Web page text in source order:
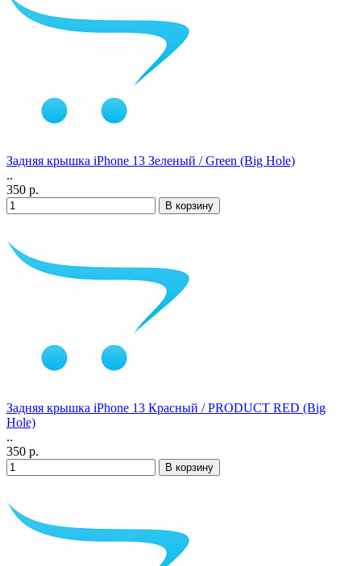
Задняя крышка iPhone 13 Зеленый / Green (Big Hole)
..
350 р.
Задняя крышка iPhone 13 Красный / PRODUCT RED (Big
Hole)
..
350 р.